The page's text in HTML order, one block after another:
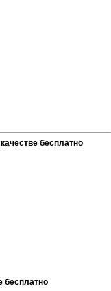
бесплатно
бесплатно